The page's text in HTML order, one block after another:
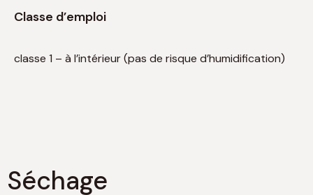
Classe d’emploi
classe 1 – à l’intérieur (pas de risque d’humidification)
Séchage